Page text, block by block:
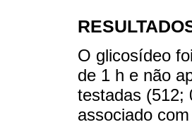
O glicosídeo
de 1 h e não
testadas (512;
associado